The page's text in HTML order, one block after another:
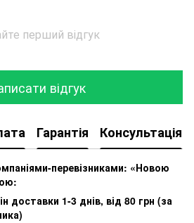
перший відгук
відгук
Гарантія Консультація
перевізниками: «Новою
доставки 1-3 днів, від 80 грн (за